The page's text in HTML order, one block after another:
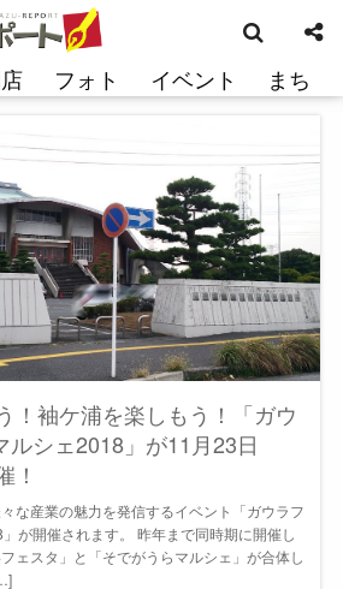
フォト イベント まち
索
！袖ケ浦を楽しもう！「ガウ
ルシェ2018」が11月23日
！
な産業の魅力を発信するイベント「ガウラフ
が開催されます。 昨年まで同時期に開催し
ェスタ」と「そでがうらマルシェ」が合体し